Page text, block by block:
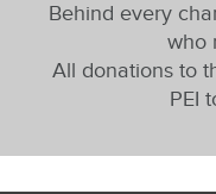
Behind every
who
All donations to
PEI